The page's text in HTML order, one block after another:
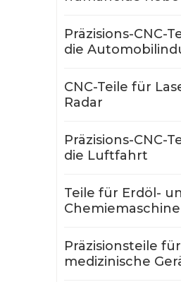
Präzisions-CNC-
die
CNC-Teile für
Radar
Präzisions-CNC-
die Luftfahrt
Teile für Erdöl-
Präzisionsteile für
medizinische